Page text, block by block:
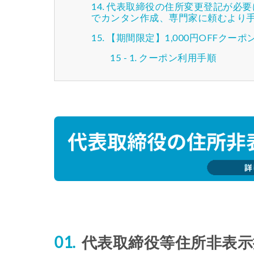
代表取締役の住所変更登記が必
でカンタン作成、専門家に頼むより
【期間限定】1,000円OFFクーポ
クーポン利用手順
代表取締役等住所非表